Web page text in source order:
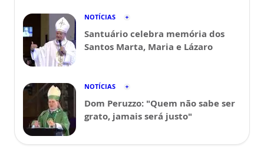
NOTÍCIAS
Santuário celebra memória dos
Santos Marta, Maria e Lázaro
NOTÍCIAS
Dom Peruzzo: "Quem não sabe ser
grato, jamais será justo"